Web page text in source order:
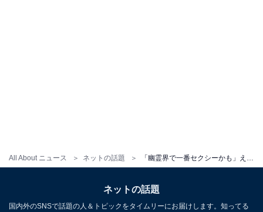
All About ニュース ネットの話題
ネットの話題
国内外のSNSで話題の人＆トピックをタイムリーにお届けします。知ってる